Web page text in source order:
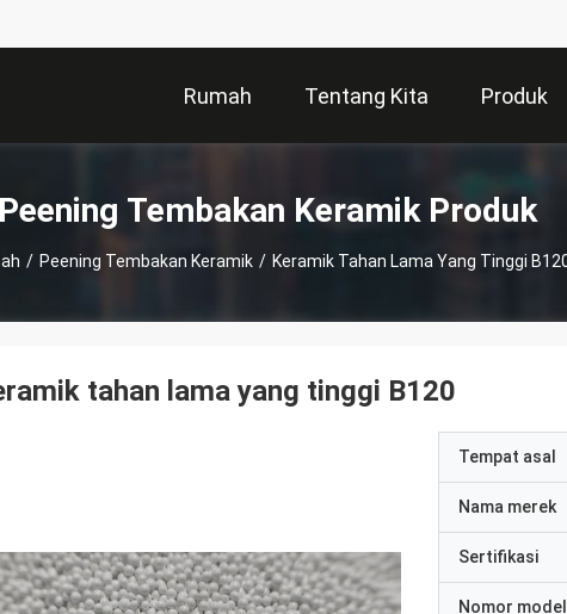
Rumah Tentang Kita Produk
Tembakan Keramik Produk
/ Peening Tembakan Keramik / Keramik Tahan Lama Yang Tinggi
tahan lama yang tinggi B120
Tempat asal
Nama merek
Sertifikasi
Nomor model